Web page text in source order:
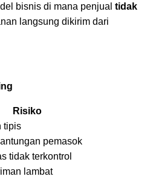
bisnis di mana penjual tidak
langsung dikirim dari
Risiko
tipis
pemasok
tidak terkontrol
lambat